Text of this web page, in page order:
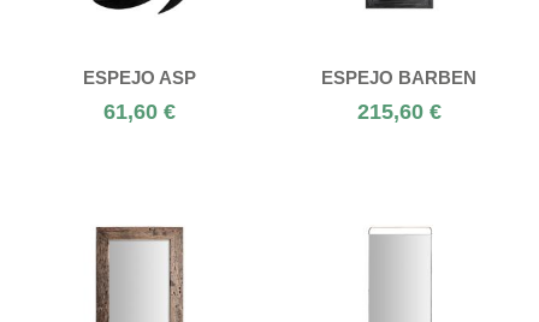
ESPEJO ASP
61,60 €
ESPEJO BARBEN
215,60 €